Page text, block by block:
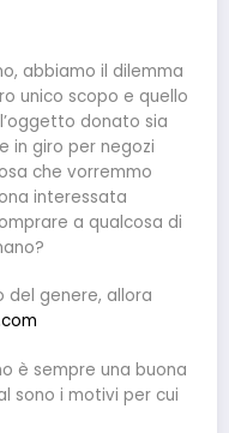
abbiamo il dilemma
unico scopo e quello
donato sia
in giro per negozi
che vorremmo
interessata
a qualcosa di
del genere, allora
è sempre una buona
sono i motivi per cui